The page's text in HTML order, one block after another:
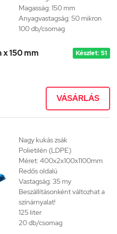
Magasság: 150 mm
Anyagvastagság: 50 mikron
100 db/csomag
150 mm Készlet: 51
VÁSÁRLÁS
Nagy kukás zsák
Polietilén (LDPE)
Méret: 400x2x100x1100mm
Redős oldalú
Vastagság: 35 my
Beszállításonként változhat a
színárnyalat!
125 liter
20 db/csomag